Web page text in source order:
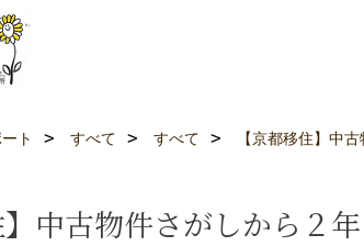
ト すべて すべて 【京都移住】中
】中古物件さがしから２